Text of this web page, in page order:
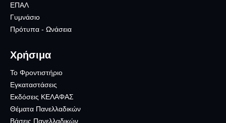
ΕΠΑΛ
Γυμνάσιο
Πρότυπα - Ωνάσεια
Χρήσιμα
Το Φροντιστήριο
Εγκαταστάσεις
Εκδόσεις ΚΕΛΑΦΑΣ
Θέματα Πανελλαδικών
Βάσεις Πανελλαδικών